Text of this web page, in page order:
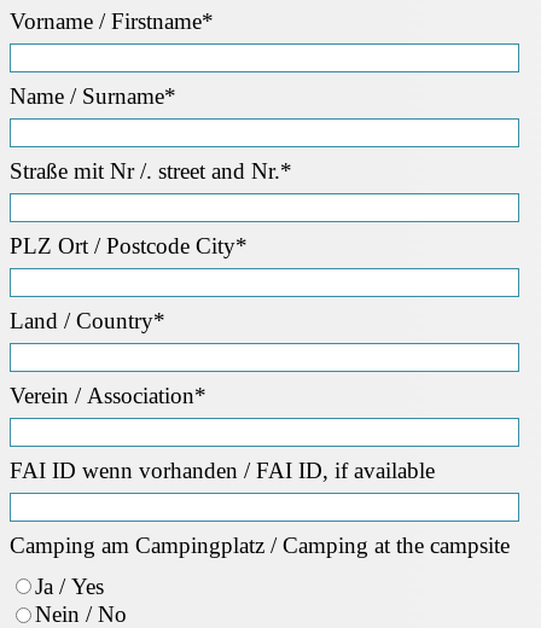
Vorname / Firstname*
Name / Surname*
Straße mit Nr /. street and Nr.*
PLZ Ort / Postcode City*
Land / Country*
Verein / Association*
FAI ID wenn vorhanden / FAI ID, if available
Camping am Campingplatz / Camping at the campsite
Ja / Yes
Nein / No